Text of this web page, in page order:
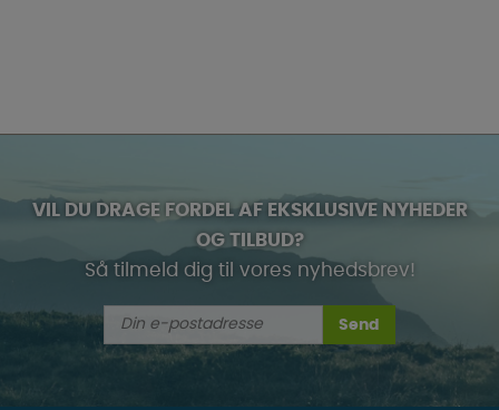
VIL DU DRAGE FORDEL AF EKSKLUSIVE NYHEDER
OG TILBUD?
Så tilmeld dig til vores nyhedsbrev!
Send